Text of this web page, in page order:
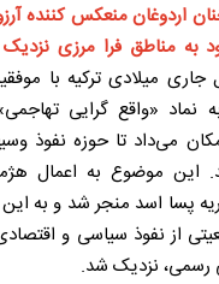
اردوغان منعکس کننده
به مناطق فرا مرزی
جاری میلادی ترکیه با
نماد «واقع گرایی
می‌داد تا حوزه نفوذ
این موضوع به اعمال
پسا اسد منجر شد و به
از نفوذ سیاسی و
رسمی، نزدیک شد.